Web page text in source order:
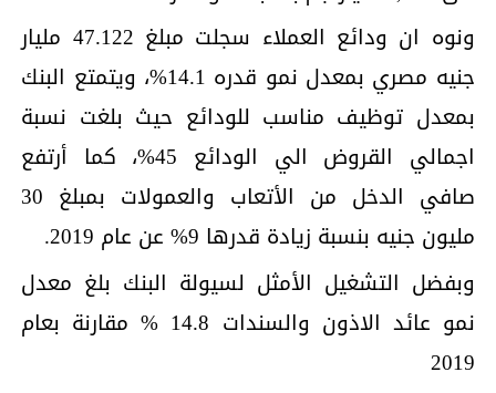
ونوه ان ودائع العملاء سجلت مبلغ 47.122 مليار
جنيه مصري بمعدل نمو قدره 14.1%، ويتمتع البنك
بمعدل توظيف مناسب للودائع حيث بلغت نسبة
اجمالي القروض الي الودائع 45%، كما أرتفع
صافي الدخل من الأتعاب والعمولات بمبلغ 30
مليون جنيه بنسبة زيادة قدرها 9% عن عام 2019.
وبفضل التشغيل الأمثل لسيولة البنك بلغ معدل
نمو عائد الاذون والسندات 14.8 % مقارنة بعام
2019